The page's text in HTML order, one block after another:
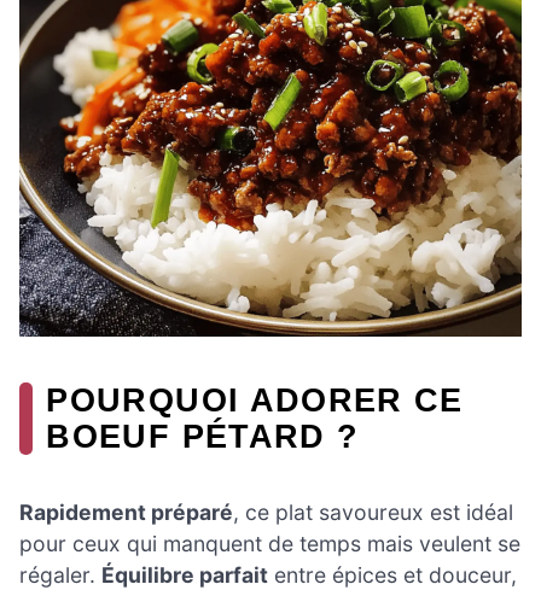
POURQUOI ADORER CE
BOEUF PÉTARD ?
Rapidement préparé, ce plat savoureux est idéal
pour ceux qui manquent de temps mais veulent se
régaler. Équilibre parfait entre épices et douceur,